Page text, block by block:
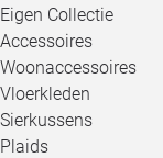
Eigen Collectie
Accessoires
Woonaccessoires
Vloerkleden
Sierkussens
Plaids